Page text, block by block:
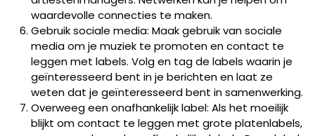
waardevolle connecties te maken.
Gebruik sociale media: Maak gebruik van sociale
media om je muziek te promoten en contact te
leggen met labels. Volg en tag de labels waarin je
geïnteresseerd bent in je berichten en laat ze
weten dat je geïnteresseerd bent in samenwerking.
Overweeg een onafhankelijk label: Als het moeilijk
blijkt om contact te leggen met grote platenlabels,